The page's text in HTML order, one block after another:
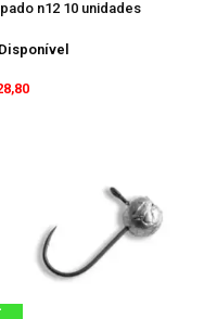
n12 10 unidades
Disponível